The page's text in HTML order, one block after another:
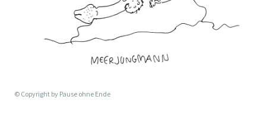
© Copyright by Pause ohne Ende